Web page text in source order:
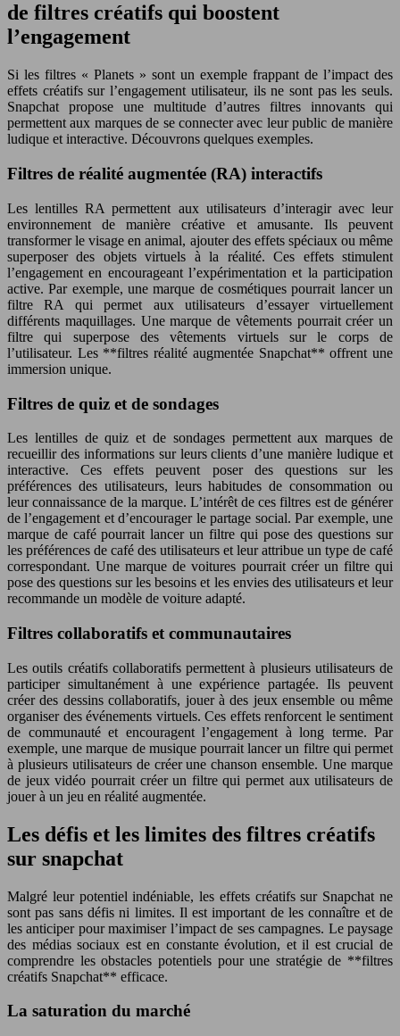
de filtres créatifs qui boostent
l’engagement
Si les filtres « Planets » sont un exemple frappant de l’impact des
effets créatifs sur l’engagement utilisateur, ils ne sont pas les seuls.
Snapchat propose une multitude d’autres filtres innovants qui
permettent aux marques de se connecter avec leur public de manière
ludique et interactive. Découvrons quelques exemples.
Filtres de réalité augmentée (RA) interactifs
Les lentilles RA permettent aux utilisateurs d’interagir avec leur
environnement de manière créative et amusante. Ils peuvent
transformer le visage en animal, ajouter des effets spéciaux ou même
superposer des objets virtuels à la réalité. Ces effets stimulent
l’engagement en encourageant l’expérimentation et la participation
active. Par exemple, une marque de cosmétiques pourrait lancer un
filtre RA qui permet aux utilisateurs d’essayer virtuellement
différents maquillages. Une marque de vêtements pourrait créer un
filtre qui superpose des vêtements virtuels sur le corps de
l’utilisateur. Les **filtres réalité augmentée Snapchat** offrent une
immersion unique.
Filtres de quiz et de sondages
Les lentilles de quiz et de sondages permettent aux marques de
recueillir des informations sur leurs clients d’une manière ludique et
interactive. Ces effets peuvent poser des questions sur les
préférences des utilisateurs, leurs habitudes de consommation ou
leur connaissance de la marque. L’intérêt de ces filtres est de générer
de l’engagement et d’encourager le partage social. Par exemple, une
marque de café pourrait lancer un filtre qui pose des questions sur
les préférences de café des utilisateurs et leur attribue un type de café
correspondant. Une marque de voitures pourrait créer un filtre qui
pose des questions sur les besoins et les envies des utilisateurs et leur
recommande un modèle de voiture adapté.
Filtres collaboratifs et communautaires
Les outils créatifs collaboratifs permettent à plusieurs utilisateurs de
participer simultanément à une expérience partagée. Ils peuvent
créer des dessins collaboratifs, jouer à des jeux ensemble ou même
organiser des événements virtuels. Ces effets renforcent le sentiment
de communauté et encouragent l’engagement à long terme. Par
exemple, une marque de musique pourrait lancer un filtre qui permet
à plusieurs utilisateurs de créer une chanson ensemble. Une marque
de jeux vidéo pourrait créer un filtre qui permet aux utilisateurs de
jouer à un jeu en réalité augmentée.
Les défis et les limites des filtres créatifs
sur snapchat
Malgré leur potentiel indéniable, les effets créatifs sur Snapchat ne
sont pas sans défis ni limites. Il est important de les connaître et de
les anticiper pour maximiser l’impact de ses campagnes. Le paysage
des médias sociaux est en constante évolution, et il est crucial de
comprendre les obstacles potentiels pour une stratégie de **filtres
créatifs Snapchat** efficace.
La saturation du marché